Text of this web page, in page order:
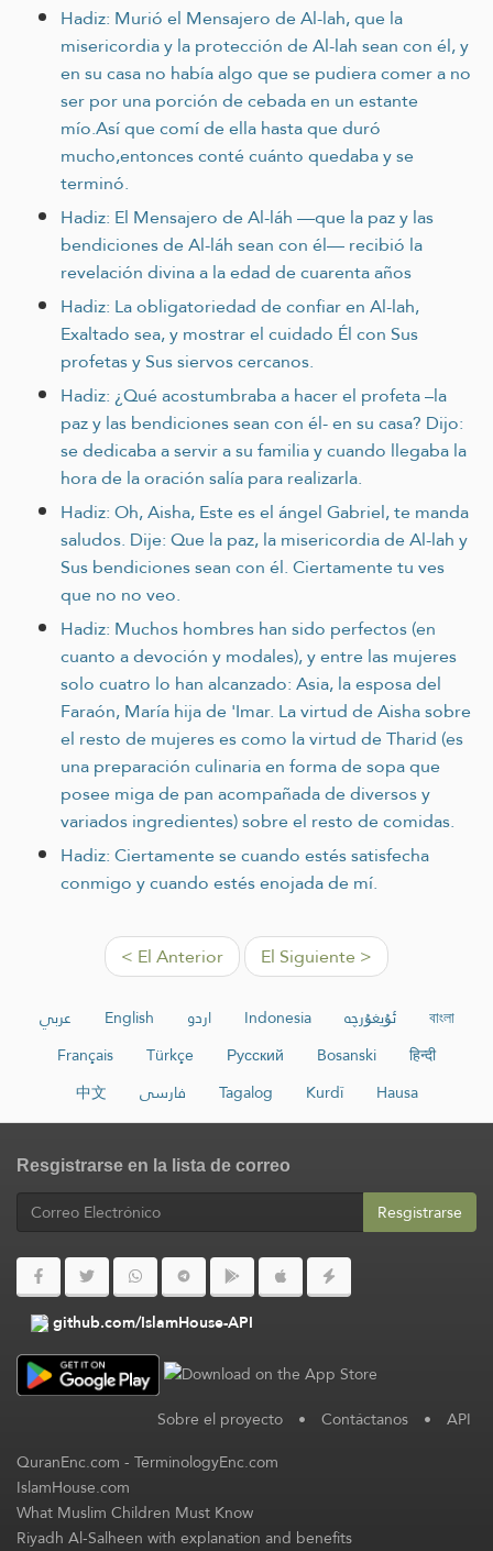
Hadiz: Murió el Mensajero de Al-lah, que la
misericordia y la protección de Al-lah sean con él, y
en su casa no había algo que se pudiera comer a no
ser por una porción de cebada en un estante
mío.Así que comí de ella hasta que duró
mucho,entonces conté cuánto quedaba y se
terminó.
Hadiz: El Mensajero de Al-láh —que la paz y las
bendiciones de Al-láh sean con él— recibió la
revelación divina a la edad de cuarenta años
Hadiz: La obligatoriedad de confiar en Al-lah,
Exaltado sea, y mostrar el cuidado Él con Sus
profetas y Sus siervos cercanos.
Hadiz: ¿Qué acostumbraba a hacer el profeta –la
paz y las bendiciones sean con él- en su casa? Dijo:
se dedicaba a servir a su familia y cuando llegaba la
hora de la oración salía para realizarla.
Hadiz: Oh, Aisha, Este es el ángel Gabriel, te manda
saludos. Dije: Que la paz, la misericordia de Al-lah y
Sus bendiciones sean con él. Ciertamente tu ves
que no no veo.
Hadiz: Muchos hombres han sido perfectos (en
cuanto a devoción y modales), y entre las mujeres
solo cuatro lo han alcanzado: Asia, la esposa del
Faraón, María hija de 'Imar. La virtud de Aisha sobre
el resto de mujeres es como la virtud de Tharid (es
una preparación culinaria en forma de sopa que
posee miga de pan acompañada de diversos y
variados ingredientes) sobre el resto de comidas.
Hadiz: Ciertamente se cuando estés satisfecha
conmigo y cuando estés enojada de mí.
< El Anterior El Siguiente >
عربي English اردو Indonesia ئۇيغۇرچە
বাংলা
Français
Türkçe Русский Bosanski
हिन्दी
中文
فارسی Tagalog Kurdî Hausa
Resgistrarse en la lista de correo
Resgistrarse
github.com/IslamHouse-API
Sobre el proyecto • Contáctanos • API
QuranEnc.com-TerminologyEnc.com
IslamHouse.com
What Muslim Children Must Know
Riyadh Al-Salheen with explanation and benefits